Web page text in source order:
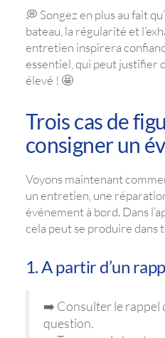
💭 Songez en plus au fait
bateau, la régularité et
entretien inspirera
essentiel, qui peut justifier
élevé ! 🤩
Trois cas de
consigner un
Voyons maintenant
un entretien, une
événement à bord. Dans
cela peut se produire dans
1. A partir d’un
➡️ Consulter le rappel
question.